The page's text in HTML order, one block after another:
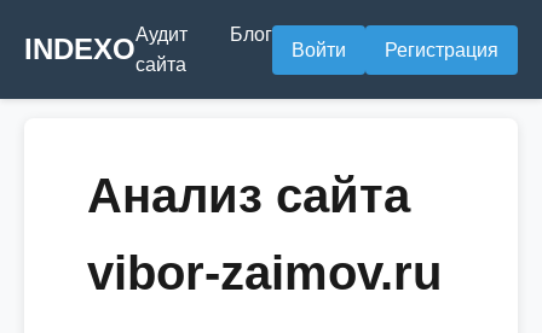
INDEXOАудит
сайта
Блог
Войти Регистрация
Анализ сайта
vibor-zaimov.ru